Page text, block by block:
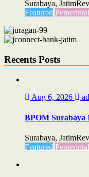
Surabaya,
Featured
Recents Posts
Aug 6, 2026
BPOM Surabaya
Surabaya,
Featured